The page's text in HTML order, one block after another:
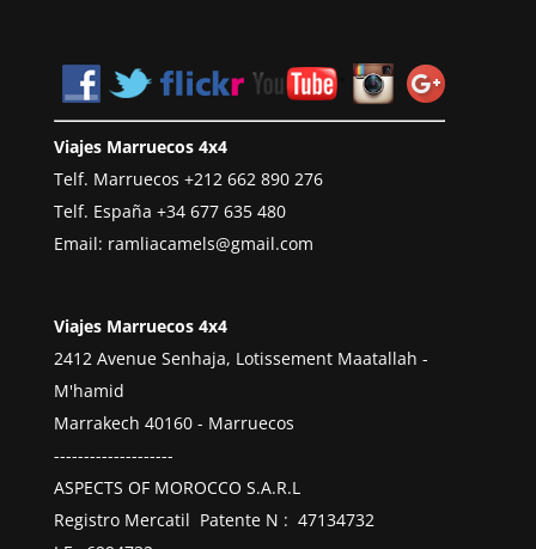
Viajes Marruecos 4x4
Telf. Marruecos +212 662 890 276
Telf. España +34 677 635 480
Email: ramliacamels@gmail.com
Viajes Marruecos 4x4
2412 Avenue Senhaja, Lotissement Maatallah -
M'hamid
Marrakech 40160 - Marruecos
--------------------
ASPECTS OF MOROCCO S.A.R.L
Registro Mercatil Patente N : 47134732